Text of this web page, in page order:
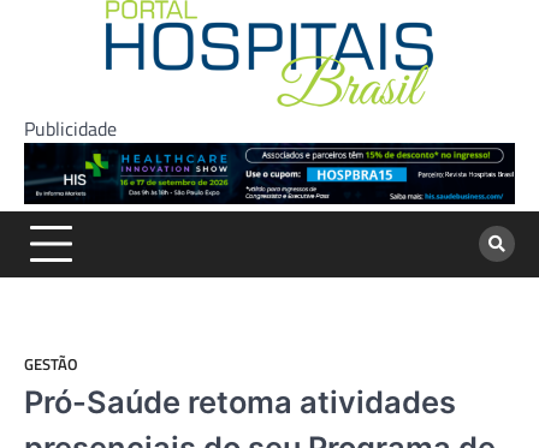
Publicidade
GESTÃO
Pró-Saúde retoma atividades